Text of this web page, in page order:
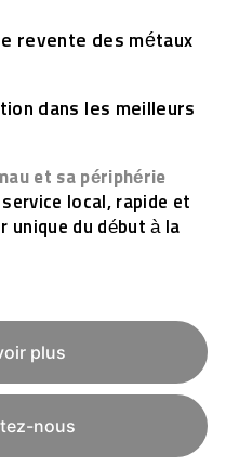
revente des métaux
dans les meilleurs
et sa périphérie
local, rapide et
unique du début à la
plus
nous